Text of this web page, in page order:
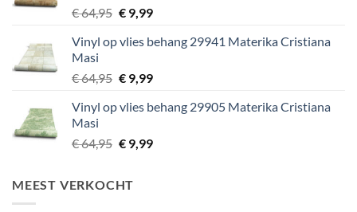
€64,95 Oorspronkelijke
was:
€9,99Huidige
is:
Vinyl op vlies behang 29941 Materika Cristiana
Masi
€64,95 Oorspronkelijke
was:
€9,99Huidige
is:
Vinyl op vlies behang 29905 Materika Cristiana
Masi
€64,95 Oorspronkelijke
€ 64,95.
€9,99Huidige
MEEST VERKOCHT